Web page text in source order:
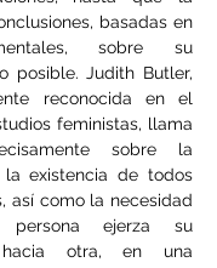
basadas en
sobre su
posible. Judith Butler,
reconocida en el
feministas, llama
sobre la
existencia de todos
así como la necesidad
ejerza su
hacia otra, en una